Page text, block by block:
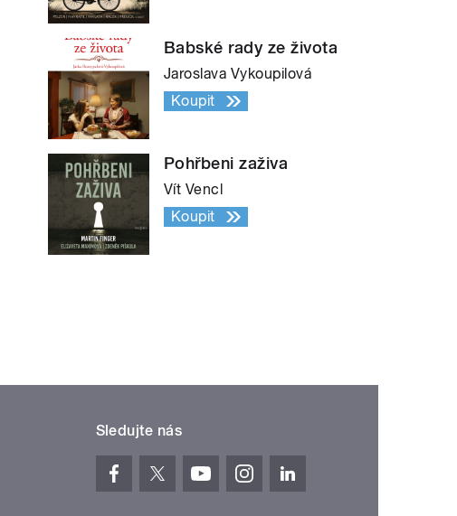
Babské rady ze života
Jaroslava Vykoupilová
Koupit
Pohřbeni zaživa
Vít Vencl
Koupit
Sledujte nás